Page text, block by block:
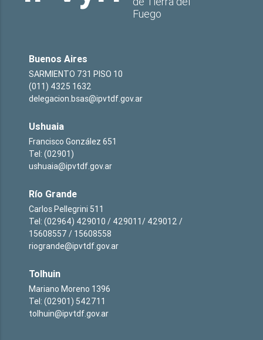
Fuego
Buenos Aires
SARMIENTO 731 PISO 10
(011) 4325 1632
delegacion.bsas@ipvtdf.gov.ar
Ushuaia
Francisco González 651
Tel: (02901)
ushuaia@ipvtdf.gov.ar
Río Grande
Carlos Pellegrini 511
Tel: (02964) 429010 / 429011/ 429012 /
15608557 / 15608558
riogrande@ipvtdf.gov.ar
Tolhuin
Mariano Moreno 1396
Tel: (02901) 542711
tolhuin@ipvtdf.gov.ar